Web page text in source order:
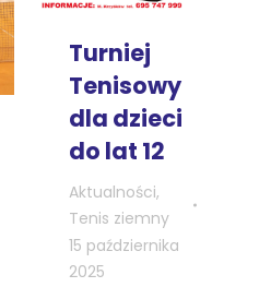
Turniej
Tenisowy
dla dzieci
do lat 12
Aktualności,
Tenis ziemny
15 października
2025